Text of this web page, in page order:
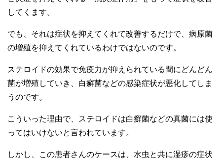
してくます。
でも、それは症状を抑えてくれて改善するだけで、病原菌
の増殖を抑えてくれているわけではないのです。
ステロイドの効果で免疫力が抑えられている間にどんどん
菌が増殖していき、白癬菌などの感染症状が悪化してしま
うのです。
こういった理由で、ステロイドは白癬菌などの真菌には使
ってはいけないと言われています。
しかし、この患者さんのケースは、水虫と共に湿疹の症状